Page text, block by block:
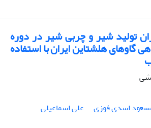
تولید شیر و چربی شیر در دوره
گاوهای هلشتاین ایران با استفاده
اسدی فوزی
علی اسماعیلی